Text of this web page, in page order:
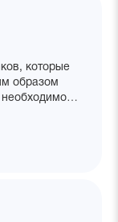
которые
образом